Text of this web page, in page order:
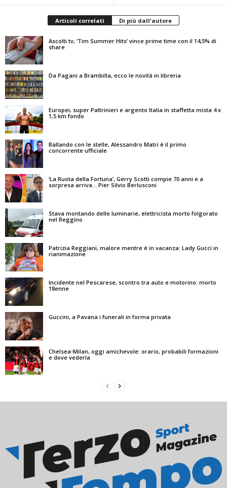
Articoli correlati Di più dall'autore
Ascolti tv, ‘Tim Summer Hits’ vince prime time con il 14,5% di
share
Da Pagani a Brambilla, ecco le novità in libreria
Europei, super Paltrinieri e argento Italia in staffetta mista 4 x
1,5 km fondo
Ballando con le stelle, Alessandro Matri è il primo
concorrente ufficiale
‘La Ruota della Fortuna’, Gerry Scotti compie 70 anni e a
sorpresa arriva… Pier Silvio Berlusconi
Stava montando delle luminarie, elettricista morto folgorato
nel Reggino
Patrizia Reggiani, malore mentre è in vacanza: Lady Gucci in
rianimazione
Incidente nel Pescarese, scontro tra auto e motorino: morto
18enne
Guccini, a Pavana i funerali in forma privata
Chelsea-Milan, oggi amichevole: orario, probabili formazioni
e dove vederla